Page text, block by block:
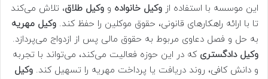
این موسسه با استفاده از وکیل خانواده و وکیل طلاق، تلاش می‌کند
تا با ارائه راهکارهای قانونی، حقوق موکلین را حفظ کند. وکیل مهریه
به حل و فصل دعاوی مربوط به حقوق مالی پس از ازدواج می‌پردازد.
وکیل دادگستری که در این حوزه فعالیت می‌کند، می‌تواند با تجربه
و دانش کافی، روند دریافت یا پرداخت مهریه را تسهیل کند. وکیل